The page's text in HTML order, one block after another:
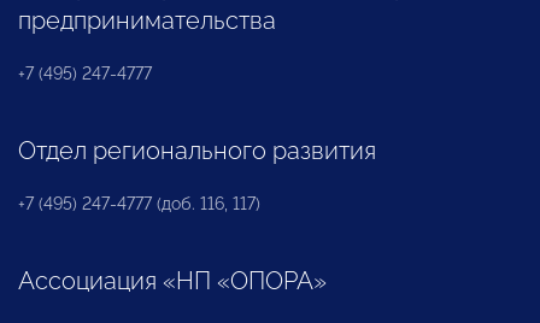
предпринимательства
+7 (495) 247-4777
Отдел регионального развития
+7 (495) 247-4777 (доб. 116, 117)
Ассоциация «НП «ОПОРА»